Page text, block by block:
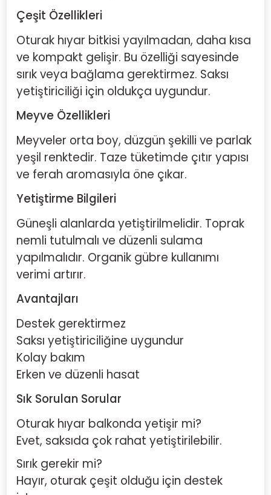
Çeşit Özellikleri
Oturak hıyar bitkisi yayılmadan, daha kısa
ve kompakt gelişir. Bu özelliği sayesinde
sırık veya bağlama gerektirmez. Saksı
yetiştiriciliği için oldukça uygundur.
Meyve Özellikleri
Meyveler orta boy, düzgün şekilli ve parlak
yeşil renktedir. Taze tüketimde çıtır yapısı
ve ferah aromasıyla öne çıkar.
Yetiştirme Bilgileri
Güneşli alanlarda yetiştirilmelidir. Toprak
nemli tutulmalı ve düzenli sulama
yapılmalıdır. Organik gübre kullanımı
verimi artırır.
Avantajları
Destek gerektirmez
Saksı yetiştiriciliğine uygundur
Kolay bakım
Erken ve düzenli hasat
Sık Sorulan Sorular
Oturak hıyar balkonda yetişir mi?
Evet, saksıda çok rahat yetiştirilebilir.
Sırık gerekir mi?
Hayır, oturak çeşit olduğu için destek